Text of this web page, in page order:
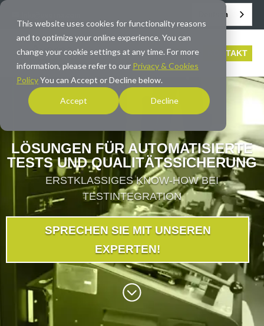
This website uses cookies for functionality reasons
and to optimize your online experience. You can
change your cookie settings at any time. For more
information, please refer to our Privacy & Cookies
PolicyYou can Accept or Decline below.
Accept Decline
Deutsch
KONTAKT
LÖSUNGEN FÜR AUTOMATISIERTE
TESTS UND QUALITÄTSSICHERUNG
ERSTKLASSIGES KNOW-HOW BEI
TESTINTEGRATION
SPRECHEN SIE MIT UNSEREN
EXPERTEN!